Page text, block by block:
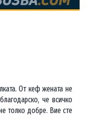
От кеф жената не
че всичко
толко добре. Вие сте